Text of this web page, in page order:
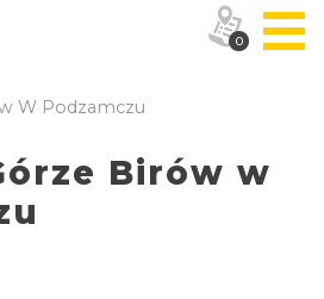
W Podzamczu
Birów w
0